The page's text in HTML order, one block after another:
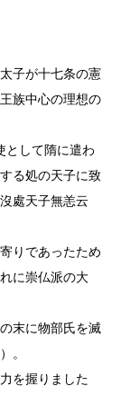
子が十七条の憲
族中心の理想の
として隋に遣わ
る処の天子に致
處天子無恙云
りであったため
に崇仏派の大
末に物部氏を滅
。
を握りました